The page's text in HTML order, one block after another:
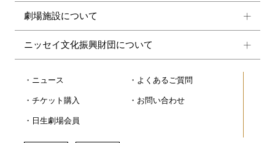
劇場施設について
ニッセイ文化振興財団について
ニュース
チケット購入
日生劇場会員
よくあるご質問
お問い合わせ